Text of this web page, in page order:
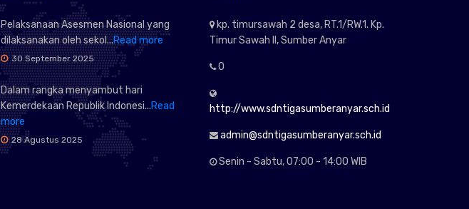
Pelaksanaan Asesmen Nasional yang
dilaksanakan oleh sekol...Read more
30 September 2025
Dalam rangka menyambut hari
Kemerdekaan Republik Indonesi...Read
more
28 Agustus 2025
kp. timursawah 2 desa, RT.1/RW.1. Kp.
Timur Sawah II, Sumber Anyar
0
http://www.sdntigasumberanyar.sch.id
admin@sdntigasumberanyar.sch.id
Senin - Sabtu, 07:00 - 14:00 WIB